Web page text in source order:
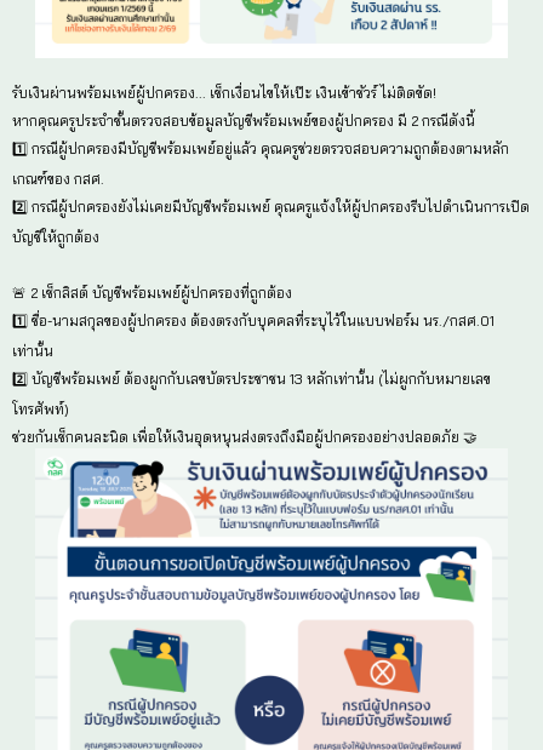
(เทอมแรกปีนี้) ต้องรับเงินสดผ่านสถานศึกษาเท่านั้น (
จะแก้ไขได้ในเทอม 2/69)
📱 2️⃣ พร้อมเพย์ผู้ปกครอง
🎓3️⃣ พร้อมเพย์นักเรียน แนะนำช่องทางนี้ เพราะนักเรี
เงินสดผ่านโรงเรียนเกือบ 2 สัปดาห์!
⚠️ กฎเหล็กของระบบพร้อมเพย์ คือ…
⚠️ ผู้ปกครองและนักเรียนสามารถใช้บัญชีธนาคารใดก็
⚠️ กรณีที่นักเรียนไม่มีบัญชีพร้อมเพย์สามารถเปิดบัญชี
บัญชี 0 บาท จะต้องพิมพ์เอกสาร"ขอเปิดบัญชีพร้อมเ
สามารถเลือกเปิด ได้ 3 ธนาคารเท่านั้นคือ กรุงไทย ออ
⚠️ ห้ามผูกกับเบอร์โทรศัพท์เด็ดขาด ไม่งั้นโอนเงินไม่ส
สถานศึกษาและรับเงินสดผ่านสถานศึกษาแทนน้า